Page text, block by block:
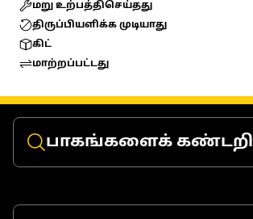
மறு உற்பத்திசெய்தது
திருப்பியளிக்க முடியாது
கிட்
மாற்றப்பட்டது
பாகங்களைக் கண்டறி